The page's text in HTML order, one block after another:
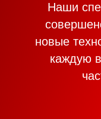
Наши
новые
каждую